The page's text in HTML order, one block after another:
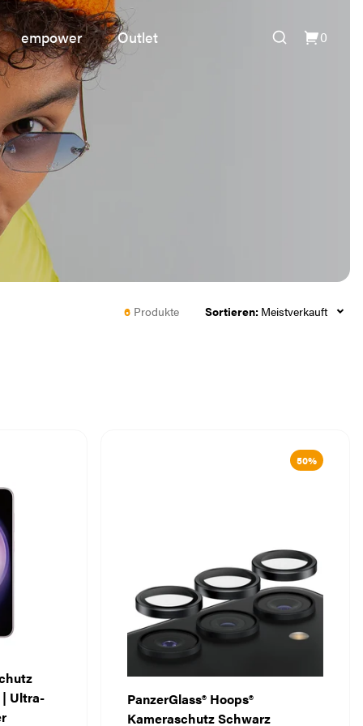
empower Outlet 0
6 Produkte Sortieren: Meistverkauft
| Ultra-
50%
PanzerGlass® Hoops®
Kameraschutz Schwarz